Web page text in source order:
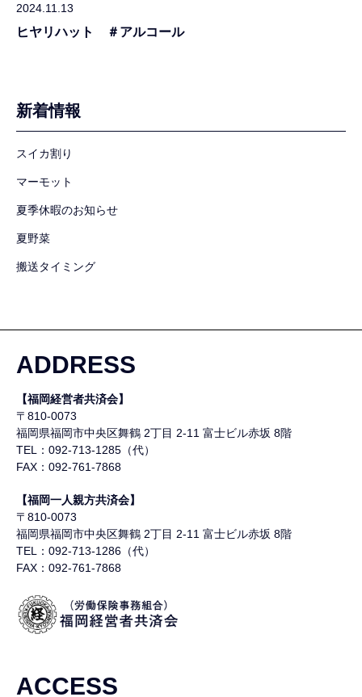
2024.11.13
ヒヤリハット ＃アルコール
新着情報
スイカ割り
マーモット
夏季休暇のお知らせ
夏野菜
搬送タイミング
ADDRESS
【福岡経営者共済会】
〒810-0073
福岡県福岡市中央区舞鶴 2丁目 2-11 富士ビル赤坂 8階
TEL：092-713-1285（代）
FAX：092-761-7868
【福岡一人親方共済会】
〒810-0073
福岡県福岡市中央区舞鶴 2丁目 2-11 富士ビル赤坂 8階
TEL：092-713-1286（代）
FAX：092-761-7868
ACCESS